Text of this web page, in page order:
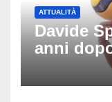
ATTUALITÀ
Davide
anni
amici: il
schianto